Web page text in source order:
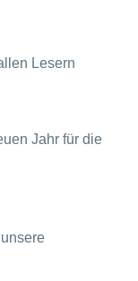
Lesern
Jahr für die